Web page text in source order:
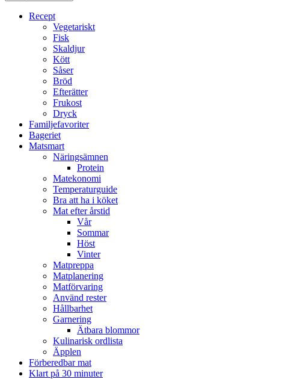
Recept
Vegetariskt
Fisk
Skaldjur
Kött
Såser
Bröd
Efterätter
Frukost
Dryck
Familjefavoriter
Bageriet
Matsmart
Näringsämnen
Protein
Matekonomi
Temperaturguide
Bra att ha i köket
Mat efter årstid
Vår
Sommar
Höst
Vinter
Matpreppa
Matplanering
Matförvaring
Använd rester
Hållbarhet
Garnering
Ätbara blommor
Kulinarisk ordlista
Äpplen
Förberedbar mat
Klart på 30 minuter